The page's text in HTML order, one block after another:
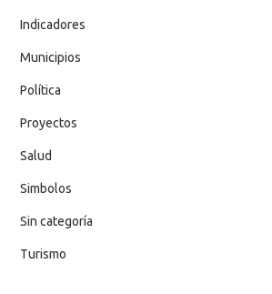
Indicadores
Municipios
Política
Proyectos
Salud
Simbolos
Sin categoría
Turismo